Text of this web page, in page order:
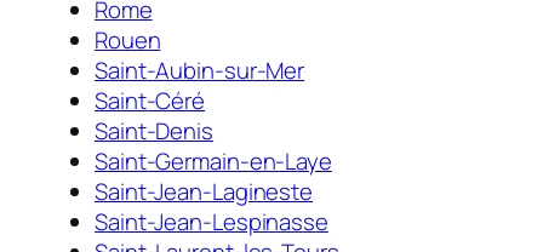
Rome
Rouen
Saint-Aubin-sur-Mer
Saint-Céré
Saint-Denis
Saint-Germain-en-Laye
Saint-Jean-Lagineste
Saint-Jean-Lespinasse